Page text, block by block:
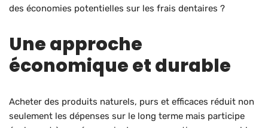
des économies potentielles sur les frais dentaires ?
Une approche
économique et durable
Acheter des produits naturels, purs et efficaces réduit non
seulement les dépenses sur le long terme mais participe